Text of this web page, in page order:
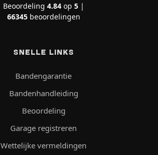
Beoordeling 4.84op 5|
66345beoordelingen
SNELLE LINKS
Bandengarantie
Bandenhandleiding
Beoordeling
Garage registreren
Wettelijke vermeldingen